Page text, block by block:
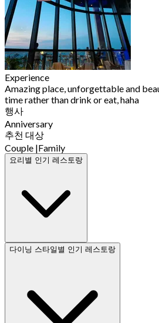
Experience
Amazing place, unforgettable and
time rather than drink or eat, haha
행사
Anniversary
추천 대상
Couple |Family
요리별 인기 레스토랑
다이닝 스타일별 인기 레스토랑